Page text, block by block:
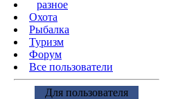
разное
Охота
Pыбалка
Туризм
Форум
Все пользователи
Для пользователя